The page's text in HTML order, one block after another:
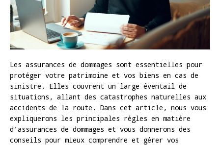
Les assurances de dommages sont essentielles pour
protéger votre patrimoine et vos biens en cas de
sinistre. Elles couvrent un large éventail de
situations, allant des catastrophes naturelles aux
accidents de la route. Dans cet article, nous vous
expliquerons les principales règles en matière
d’assurances de dommages et vous donnerons des
conseils pour mieux comprendre et gérer vos